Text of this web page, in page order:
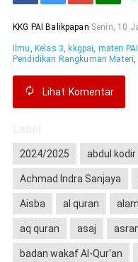
KKG PAI Balikpapan Senin, 10
Ilmu , Kelas 3, kkgpai, materi PAI
Pendidikan Rangkuman Materi,
Lihat Komentar
2024/2025 abdul kodir
Achmad Indra Sanjaya
Aisba al quran alam
aq quran asaj
badan wakaf Al-Qur'an